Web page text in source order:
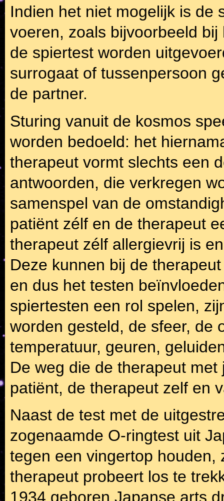
Indien het niet mogelijk is de
voeren, zoals bijvoorbeeld
de spiertest worden
surrogaat of tussenpersoon
de partner.
Sturing vanuit de kosmos
worden bedoeld: het
therapeut vormt slechts een
antwoorden, die verkregen
samenspel van de
patiënt zélf en de therapeut
therapeut zélf allergievrij is
Deze kunnen bij de
en dus het testen
spiertesten een rol spelen,
worden gesteld, de sfeer, de
temperatuur, geuren,
De weg die de therapeut
patiënt, de therapeut zelf en
Naast de test met de
zogenaamde O-ringtest uit
tegen een vingertop
therapeut probeert los te
1934 geboren Japanse arts